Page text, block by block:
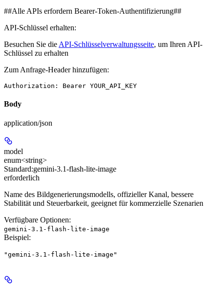
##Alle APIs erfordern Bearer-Token-Authentifizierung##
API-Schlüssel erhalten:
Besuchen Sie die API-Schlüsselverwaltungsseite, um Ihren API-
Schlüssel zu erhalten
Zum Anfrage-Header hinzufügen:
Authorization: Bearer YOUR_API_KEY
Body
application/json
model
enum<string>
Standard:gemini-3.1-flash-lite-image
erforderlich
Name des Bildgenerierungsmodells, offizieller Kanal, bessere
Stabilität und Steuerbarkeit, geeignet für kommerzielle Szenarien
Verfügbare Optionen:
gemini-3.1-flash-lite-image
Beispiel:
"gemini-3.1-flash-lite-image"